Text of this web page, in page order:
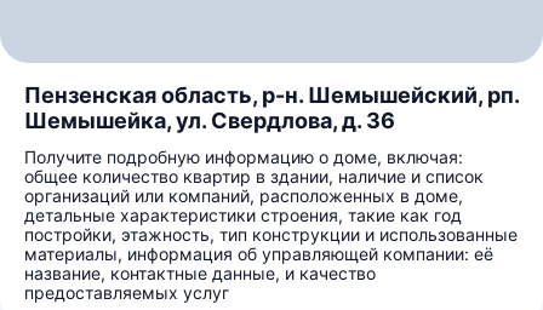
Пензенская область, р-н. Шемышейский, рп.
Шемышейка, ул. Свердлова, д. 36
Получите подробную информацию о доме, включая:
общее количество квартир в здании, наличие и список
организаций или компаний, расположенных в доме,
детальные характеристики строения, такие как год
постройки, этажность, тип конструкции и использованные
материалы, информация об управляющей компании: её
название, контактные данные, и качество
предоставляемых услуг